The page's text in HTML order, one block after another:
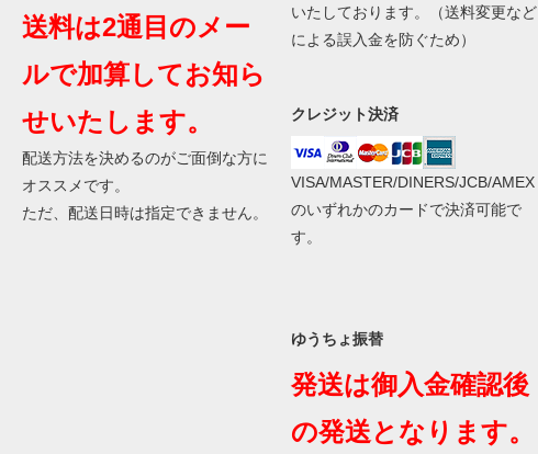
送料は2通目のメー
ルで加算してお知ら
せいたします。
配送方法を決めるのがご面倒な方に
オススメです。
ただ、配送日時は指定できません。
いたしております。（送料変更など
による誤入金を防ぐため）
クレジット決済
VISA/MASTER/DINERS/JCB/AMEX
のいずれかのカードで決済可能で
す。
ゆうちょ振替
発送は御入金確認後
の発送となります。